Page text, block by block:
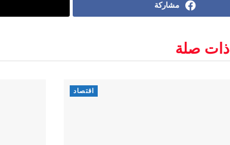
مشاركة
ذات صلة
اقتصاد